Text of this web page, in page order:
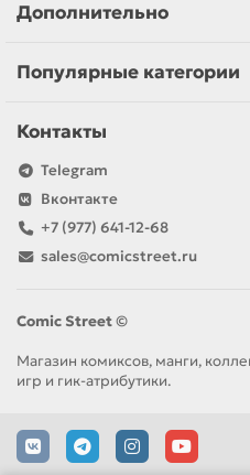
Дополнительно
Популярные категории
Контакты
Telegram
Вконтакте
+7 (977) 641-12-68
sales@comicstreet.ru
Comic Street ©
Магазин комиксов, манги,
игр и гик-атрибутики.